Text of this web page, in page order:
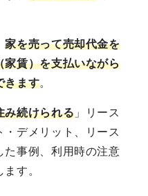
家を売って売却代金を
家賃）を支払いながら
きます。
み続けられる 」リース
デメリット、リース
た事例、利用時の注意
す。